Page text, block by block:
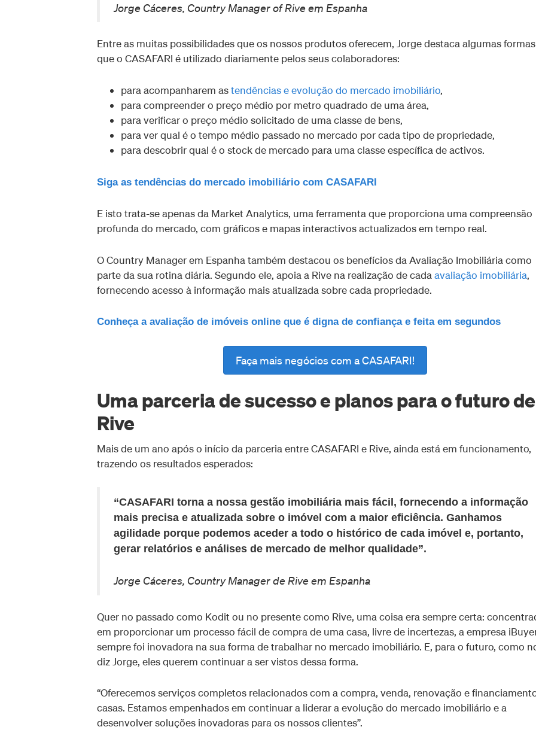
Jorge Cáceres, Country Manager of Rive em Espanha
Entre as muitas possibilidades que os nossos produtos oferecem, Jorge destaca algumas formas
que o CASAFARI é utilizado diariamente pelos seus colaboradores:
para acompanharem astendências e evolução do mercado imobiliário,
para compreender o preço médio por metro quadrado de uma área,
para verificar o preço médio solicitado de uma classe de bens,
para ver qual é o tempo médio passado no mercado por cada tipo de propriedade,
para descobrir qual é o stock de mercado para uma classe específica de activos.
Siga as tendências do mercado imobiliário com CASAFARI
E isto trata-se apenas da Market Analytics, uma ferramenta que proporciona uma compreensão
profunda do mercado, com gráficos e mapas interactivos actualizados em tempo real.
O Country Manager em Espanha também destacou os benefícios da Avaliação Imobiliária como
parte da sua rotina diária. Segundo ele, apoia a Rive na realização de cada avaliação imobiliária,
fornecendo acesso à informação mais atualizada sobre cada propriedade.
Conheça a avaliação de imóveis online que é digna de confiança e feita em segundos
Faça mais negócios com a CASAFARI!
Uma parceria de sucesso e planos para o futuro de
Rive
Mais de um ano após o início da parceria entre CASAFARI e Rive, ainda está em funcionamento,
trazendo os resultados esperados:
“CASAFARI torna a nossa gestão imobiliária mais fácil, fornecendo a informação
mais precisa e atualizada sobre o imóvel com a maior eficiência. Ganhamos
agilidade porque podemos aceder a todo o histórico de cada imóvel e, portanto,
gerar relatórios e análises de mercado de melhor qualidade”.
Jorge Cáceres, Country Manager de Rive em Espanha
Quer no passado como Kodit ou no presente como Rive, uma coisa era sempre certa:
em proporcionar um processo fácil de compra de uma casa, livre de incertezas, a empresa
sempre foi inovadora na sua forma de trabalhar no mercado imobiliário. E, para o futuro, como
diz Jorge, eles querem continuar a ser vistos dessa forma.
“Oferecemos serviços completos relacionados com a compra, venda, renovação e
casas. Estamos empenhados em continuar a liderar a evolução do mercado imobiliário e a
desenvolver soluções inovadoras para os nossos clientes”.